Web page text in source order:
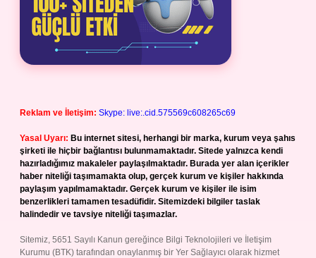
Reklam ve İletişim: Skype: live:.cid.575569c608265c69
Yasal Uyarı: Bu internet sitesi, herhangi bir marka, kurum veya şahıs
şirketi ile hiçbir bağlantısı bulunmamaktadır. Sitede yalnızca kendi
hazırladığımız makaleler paylaşılmaktadır. Burada yer alan içerikler
haber niteliği taşımamakta olup, gerçek kurum ve kişiler hakkında
paylaşım yapılmamaktadır. Gerçek kurum ve kişiler ile isim
benzerlikleri tamamen tesadüfidir. Sitemizdeki bilgiler taslak
halindedir ve tavsiye niteliği taşımazlar.
Sitemiz, 5651 Sayılı Kanun gereğince Bilgi Teknolojileri ve İletişim
Kurumu (BTK) tarafından onaylanmış bir Yer Sağlayıcı olarak hizmet